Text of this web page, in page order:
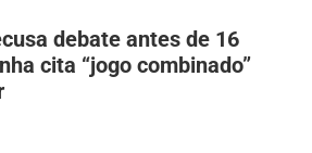
debate antes de 16
cita “jogo combinado”